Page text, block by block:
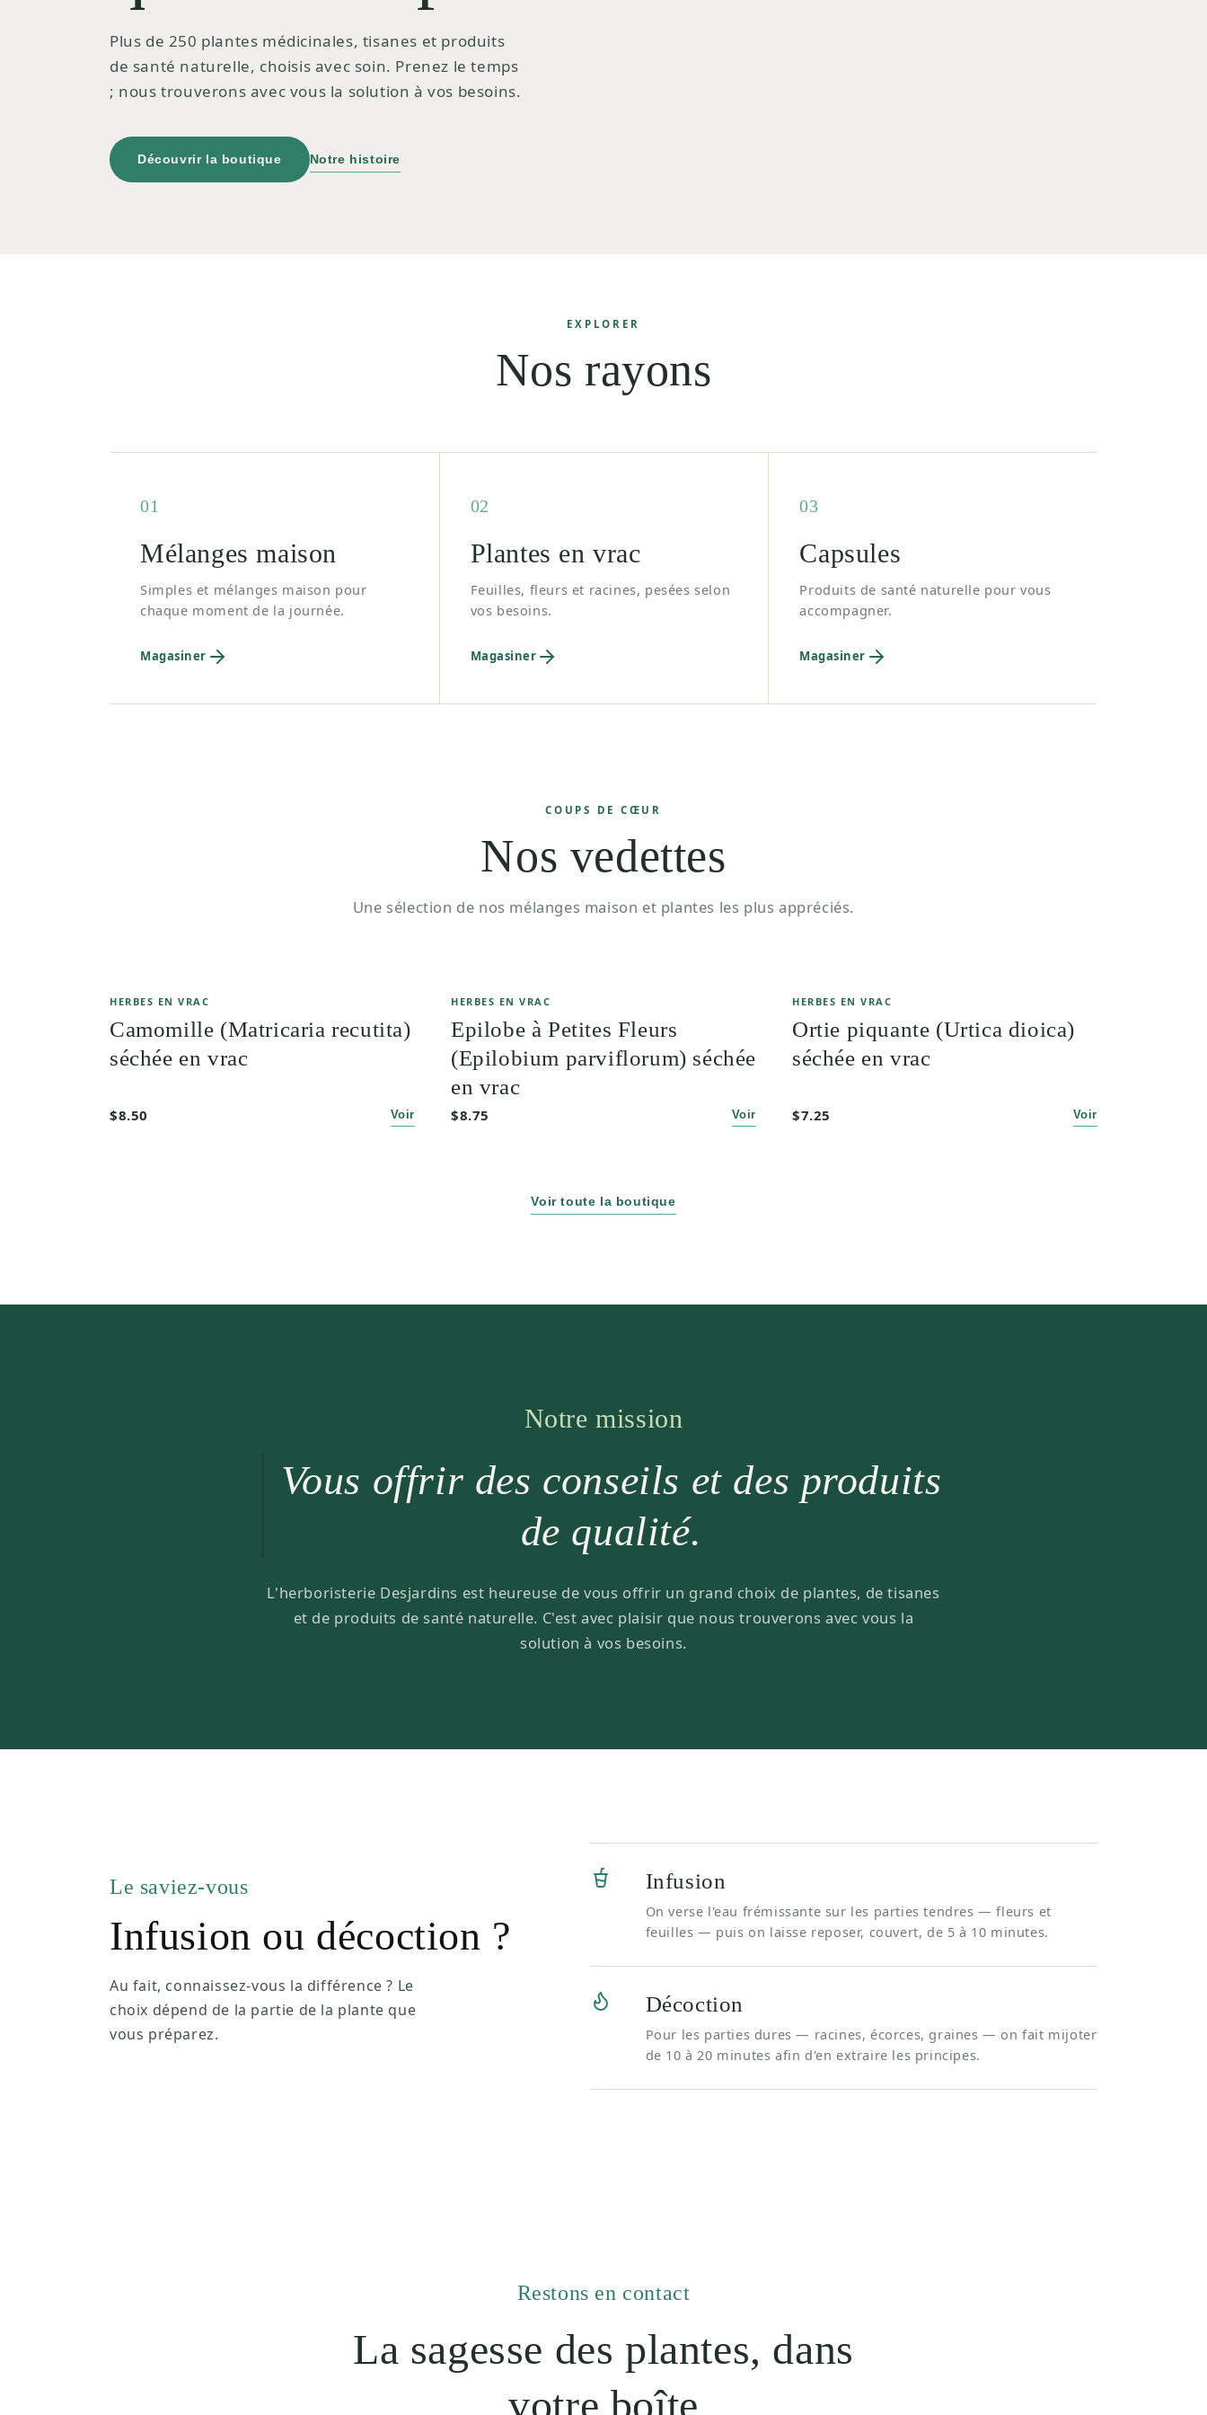
Plus de 250 plantes médicinales, tisanes et produits
de santé naturelle, choisis avec soin. Prenez le temps
; nous trouverons avec vous la solution à vos besoins.
Découvrir la boutique Notre histoire
EXPLORER
Nos rayons
01
Mélanges maison
Simples et mélanges maison pour
chaque moment de la journée.
Magasiner
02
Plantes en vrac
Feuilles, fleurs et racines, pesées selon
vos besoins.
Magasiner
03
Capsules
Produits de santé naturelle pour vous
accompagner.
Magasiner
COUPS DE CŒUR
Nos vedettes
Une sélection de nos mélanges maison et plantes les plus appréciés.
HERBES EN VRAC
Camomille (Matricaria recutita)
séchée en vrac
$8.50 Voir
HERBES EN VRAC
Epilobe à Petites Fleurs
(Epilobium parviflorum) séchée
en vrac
$8.75 Voir
HERBES EN VRAC
Ortie piquante (Urtica dioica)
séchée en vrac
$7.25 Voir
Voir toute la boutique
Notre mission
Vous offrir des conseils et des produits
de qualité.
L'herboristerie Desjardins est heureuse de vous offrir un grand choix de plantes, de tisanes
et de produits de santé naturelle. C'est avec plaisir que nous trouverons avec vous la
solution à vos besoins.
Le saviez-vous
Infusion ou décoction ?
Au fait, connaissez-vous la différence ? Le
choix dépend de la partie de la plante que
vous préparez.
Infusion
On verse l'eau frémissante sur les parties tendres — fleurs et
feuilles — puis on laisse reposer, couvert, de 5 à 10 minutes.
Décoction
Pour les parties dures — racines, écorces, graines — on fait mijoter
de 10 à 20 minutes afin d'en extraire les principes.
Restons en contact
La sagesse des plantes, dans
votre boîte